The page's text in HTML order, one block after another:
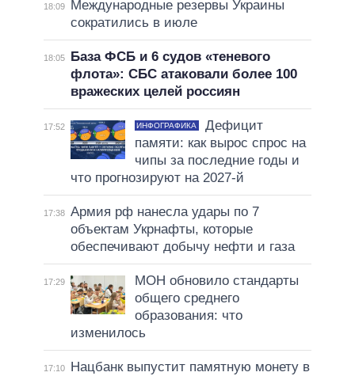
18:09
Международные резервы Украины
сократились в июле
18:05
База ФСБ и 6 судов «теневого
флота»: СБС атаковали более 100
вражеских целей россиян
17:52 ИНФОГРАФИКА
Дефицит
памяти: как вырос спрос на
чипы за последние годы и
что прогнозируют на 2027-й
17:38 Армия рф нанесла удары по 7
объектам Укрнафты, которые
обеспечивают добычу нефти и газа
17:29
МОН обновило стандарты
общего среднего
образования: что
изменилось
17:10
Нацбанк выпустит памятную монету в